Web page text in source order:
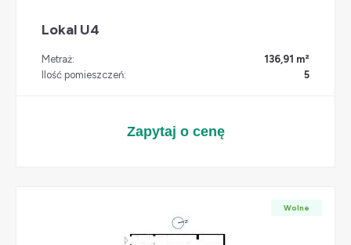
Lokal U4
Metraż:
136,91 m²
Ilość pomieszczeń:
5
Zapytaj o cenę
Wolne